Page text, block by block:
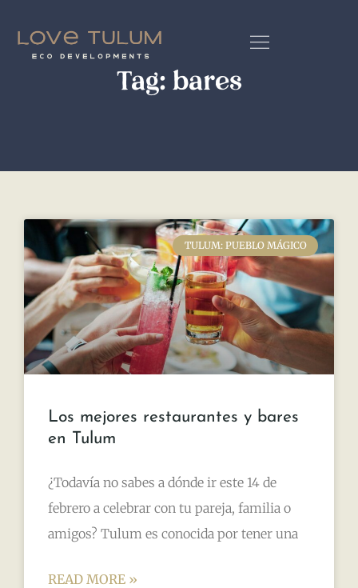
Tag: bares
TULUM: PUEBLO MÁGICO
Los mejores restaurantes y bares
en Tulum
¿Todavía no sabes a dónde ir este 14 de
febrero a celebrar con tu pareja, familia o
amigos? Tulum es conocida por tener una
READ MORE »